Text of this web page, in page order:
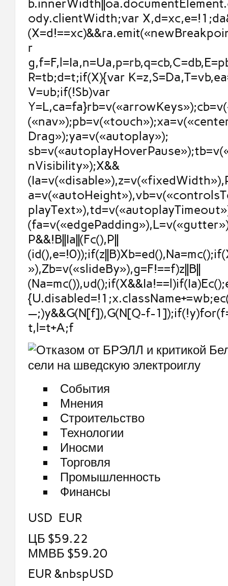
ody.clientWidth;var
r
R=tb;d=t;if(X){var
V=ub;if(!Sb)var
Drag»);ya=v(«autoplay»);
nVisibility»);X&&
P&&!B||Ia||(Fc(),P||
»),Zb=v(«slideBy»),g=F!==f)z||B||
—;)y&&G(N[f]),G(N[Q-f-
t,l=t+A;f
События
Мнения
Строительство
Технологии
Иносми
Торговля
Промышленность
Финансы
USD EUR
ЦБ $59.22
ММВБ $59.20
EUR &nbspUSD